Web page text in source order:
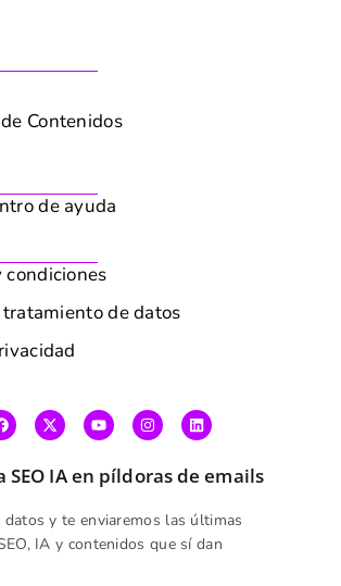
DE COOKIES
para mejorar tu experiencia de
anuncios o contenido personalizados
tráfico. Al hacer clic en "Aceptar todo",
Contenidos
de ayuda
condiciones
de datos
SEO IA en píldoras de emails
datos y te enviaremos las últimas
IA y contenidos que sí dan